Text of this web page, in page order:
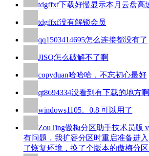
tdgffxf下载好慢显示本月云盘高
tdgffxf没有解锁会员
qq1503414695怎么连接都没有了
JISQ怎么破解不了啊
copyduan哈哈哈，不忘初心最好
qt8694334没看到有下载的地方啊
windows1105。0.8 可以用了
ZouTing傲梅分区助手技术员版
有问题，我扩容分区时重启准备进
了恢复环境，换了个版本的傲梅分区